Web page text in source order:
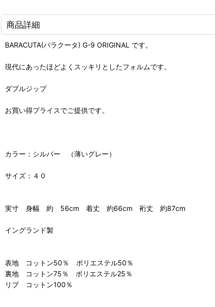
商品詳細
BARACUTA(バラクータ) G-9 ORIGINAL です。
現代にあったほどよくスッキリとしたフォルムです。
ダブルジップ
お買い得プライスでご提供です。
カラー：シルバー （薄いグレー）
サイズ：４０
実寸 身幅 約 56cm 着丈 約66cm 裄丈 約87cm
イングランド製
表地 コットン50％ ポリエステル50％
裏地 コットン75％ ポリエステル25％
リブ コットン100％